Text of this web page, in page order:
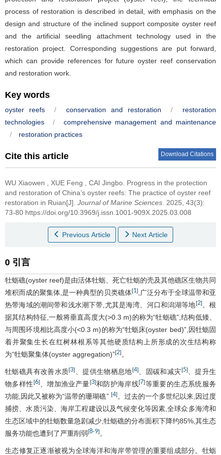
process of restoration is described in detail, with emphasis on the
design and structure of the inclined support composite oyster reef
and the artificial seedling attachment technology used in the
restoration project. Corresponding suggestions are put forward,
which can provide references for future oyster reef conservation
and restoration work.
Key words
oyster reefs / conservation and restoration /
restoration
technologies
/
comprehensive management and maintenance
/
restoration practices
Cite this article Download Citations
WU Xiaowen XUE Feng CAI Jingbo Progress in the protection
and restoration of China’s oyster reefs: The practice of oyster reef
restoration in Ruian[J]. Journal of Marine Sciences . 2025, 43(3):
73-80 https://doi.org/10.3969/j.issn.1001-909X.2025.03.008
Previous Article Next Article
0 引言
牡蛎礁(oyster reef)是由活体牡蛎、死亡牡蛎的壳及其他礁区生物共同
堆积而成的聚集体,是一种典型的贝类礁体[1],广泛分布于全球温带和亚
热带海域的潮间带和浅水潮下带,尤其是海湾、河口和潟湖等地[2]。根
据其结构特征,一般将垂直高度大(>0.3 m)的称为“牡蛎礁”,结构低矮、
与周围环境相比高度小(<0.3 m)的称为“牡蛎床(oyster bed)”,因牡蛎固
着并聚集生长在红树林根系等其他硬质结构上所形成的次生结构称
为“牡蛎聚集体(oyster aggregation)”[2]。
牡蛎礁具有改善水质[3] 、提供生物栖息地[4]、固碳和减灾[5]、提升生
物多样性[6]、增加渔业产量[3]和防护海岸线[7]等重要的生态系统服务
功能,因此又被称为“温带的珊瑚礁” [4]。过去的一个多世纪以来,因过度
捕捞、水质污染、海岸工程建设以及气候变化等因素,全球众多海湾和
生态区域中的牡蛎数量急剧减少,牡蛎礁的分布面积下降约85%,其生态
服务功能也遭到了严重削弱[8-9]。
生态修复正逐渐被视为全球海洋和海岸带管理的重要组成部分。牡蛎